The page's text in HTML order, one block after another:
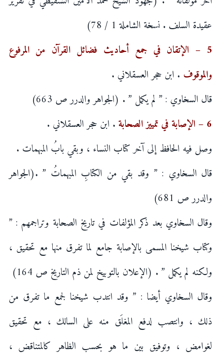
عقيدة السلف . نسخة الشاملة 1 / 78)
5 – الإتقان في جمع أحاديث فضائل القرآن من المرفوع
والموقوف . ابن حجر العسقلاني .
قال السخاوي : ” لم يكمل ” . (الجواهر والدرر ص 663)
6 – الإصابة في تمييز الصحابة
. ابن حجر العسقلاني .
وصل فيه الحافظ إلى آخر كتاب النساء ، وبقي بابُ المبهمات .
قال السخاوي : ” وقد بقي من الكتابِ المبهماتُ ” .(الجواهر
والدرر ص 681)
وقال السخاوي بعد ذكر المؤلفات في تاريخ الصحابة وتراجمهم : ”
وكتاب شيخنا المسمى بالإصابة جامع لما تفرق منها مع تحقيق ،
ولكنه لم يكمل ” . (الإعلان بالتوبيخ لمن ذم التاريخ ص 164)
وقال السخاوي أيضا : ” وقد انتدب شيخنا لجمع ما تفرق من
ذلك ، وانتصب لدفع المغلَق منه على السالك ، مع تحقيق
لغوامض ، وتوفيق بين ما هو بحسب الظاهر كالمتناقض ،